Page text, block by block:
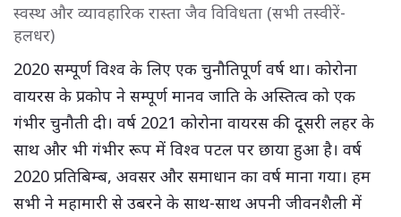
स्वस्थ और व्यावहारिक रास्ता जैव विविधता (सभी तस्वीरें-
हलधर)
2020 सम्पूर्ण विश्व के लिए एक चुनौतिपूर्ण वर्ष था। कोरोना
वायरस के प्रकोप ने सम्पूर्ण मानव जाति के अस्तित्व को एक
गंभीर चुनौती दी। वर्ष 2021 कोरोना वायरस की दूसरी लहर के
साथ और भी गंभीर रूप में विश्व पटल पर छाया हुआ है। वर्ष
2020 प्रतिबिम्ब, अवसर और समाधान का वर्ष माना गया। हम
सभी ने महामारी से उबरने के साथ-साथ अपनी जीवनशैली में